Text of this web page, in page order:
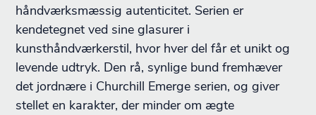
håndværksmæssig autenticitet. Serien er
kendetegnet ved sine glasurer i
kunsthåndværkerstil, hvor hver del får et unikt og
levende udtryk. Den rå, synlige bund fremhæver
det jordnære i Churchill Emerge serien, og giver
stellet en karakter, der minder om ægte